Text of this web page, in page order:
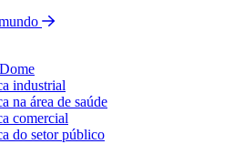
industrial
na área de saúde
comercial
do setor público